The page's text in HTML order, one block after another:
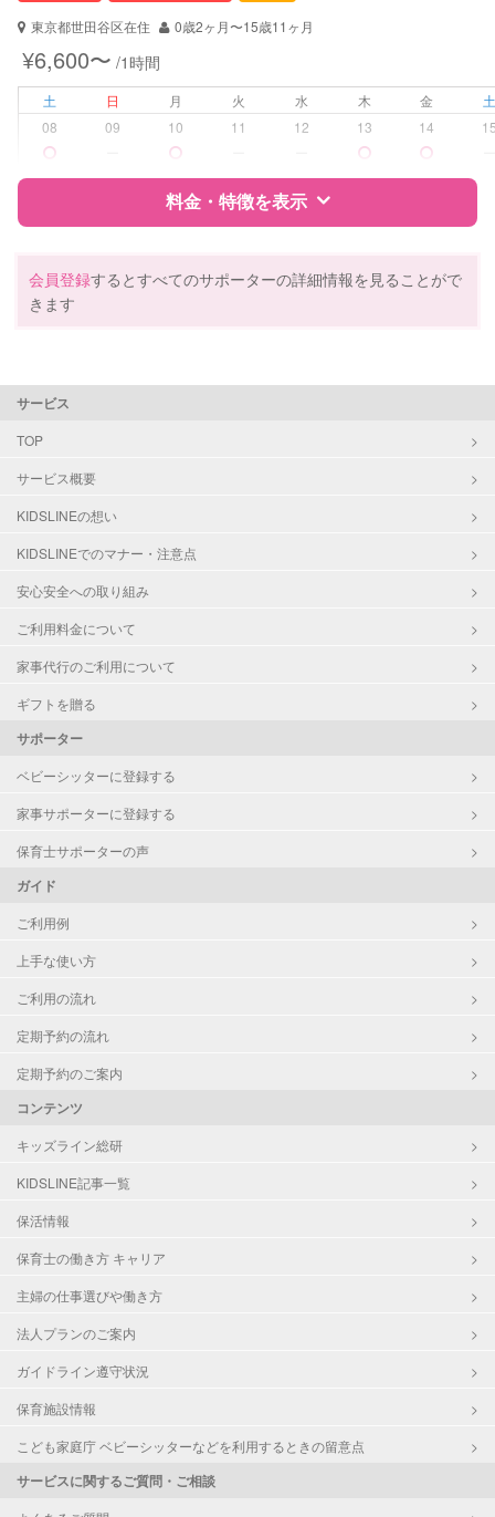
対応可能/特徴
送迎サポート
病児対応 病児、病後児、ともに不可
障がい児対応 対応可否は個別に相談
絵・工作レッスン
その他
定期予約 可能
お子様の撮影
対応可能
東京都世田谷区在住
0歳2ヶ月〜15歳11ヶ月
¥6,600〜 /1時間
土 日 月 火 水 木 金
08
09 10 11 12 13 14
料金・特徴を表示
資格
企業型割引対象(旧内閣府補助対象)
対応可能/特徴
障がい児対応
レッスン
定期予約
お子様の撮影
（定期特典）
会員登録するとすべてのサポーターの詳細情報を見ることがで
きます
サービス
TOP
サービス概要
KIDSLINEの想い
KIDSLINEでのマナー・注意点
安心安全への取り組み
ご利用料金について
家事代行のご利用について
ギフトを贈る
サポーター
ベビーシッターに登録する
家事サポーターに登録する
保育士サポーターの声
ガイド
ご利用例
上手な使い方
ご利用の流れ
定期予約の流れ
定期予約のご案内
コンテンツ
キッズライン総研
KIDSLINE記事一覧
保活情報
保育士の働き方 キャリア
主婦の仕事選びや働き方
法人プランのご案内
ガイドライン遵守状況
保育施設情報
こども家庭庁 ベビーシッターなどを利用するときの留意点
サービスに関するご質問・ご相談